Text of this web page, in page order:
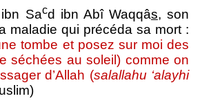
Sacd ibn Abî Waqqâs, son
maladie qui précéda sa mort :
tombe et posez sur moi des
séchées au soleil) comme on
d’Allah (salallahu ‘alayhi